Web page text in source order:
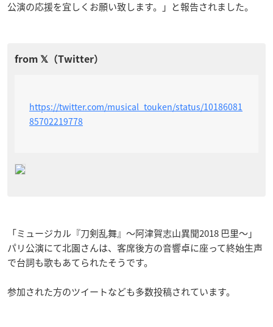
公演の応援を宜しくお願い致します。」と報告されました。
https://twitter.com/musical_touken/status/10186081
85702219778
「ミュージカル『刀剣乱舞』～阿津賀志山異聞2018 巴里～」
パリ公演にて北園さんは、客席後方の音響卓に座って終始生声
で台詞も歌もあてられたそうです。
参加された方のツイートなども多数投稿されています。